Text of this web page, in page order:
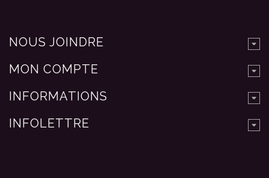
NOUS JOINDRE
MON COMPTE
INFORMATIONS
INFOLETTRE